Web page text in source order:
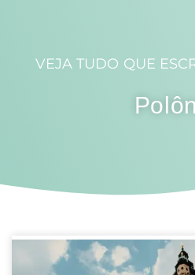
VEJA TUDO QUE